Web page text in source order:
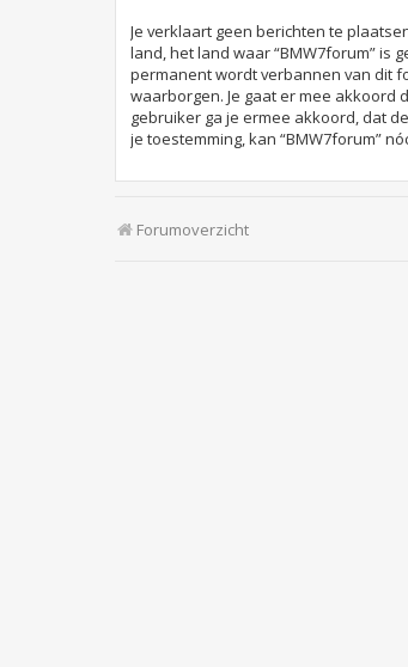
Je verklaart geen berichten te
land, het land waar “BMW7forum”
permanent wordt verbannen van dit
waarborgen. Je gaat er mee akkoord
gebruiker ga je ermee akkoord, dat
je toestemming, kan “BMW7forum”
Forumoverzicht